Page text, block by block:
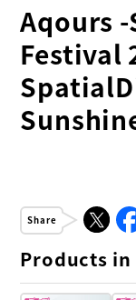
Aqours
Festival
Share
Products in